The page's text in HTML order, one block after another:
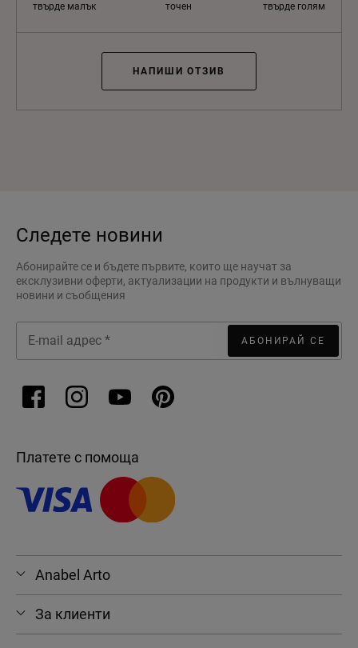
твърде малък точен твърде голям
НАПИШИ ОТЗИВ
Следете новини
Абонирайте се и бъдете първите, които ще научат за
ексклузивни оферти, актуализации на продукти и вълнуващи
новини и съобщения
АБОНИРАЙ СЕ
Платете с помоща
Anabel Arto
За клиенти